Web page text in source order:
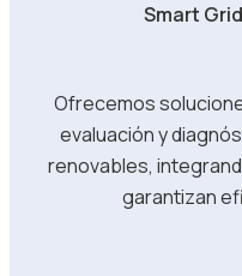
Smart
Ofrecemos
evaluación y
renovables,
garantizan